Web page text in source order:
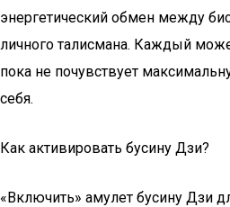
энергетический обмен между
личного талисмана. Каждый
пока не почувствует
себя.
Как активировать бусину Дзи?
«Включить» амулет бусину Дзи